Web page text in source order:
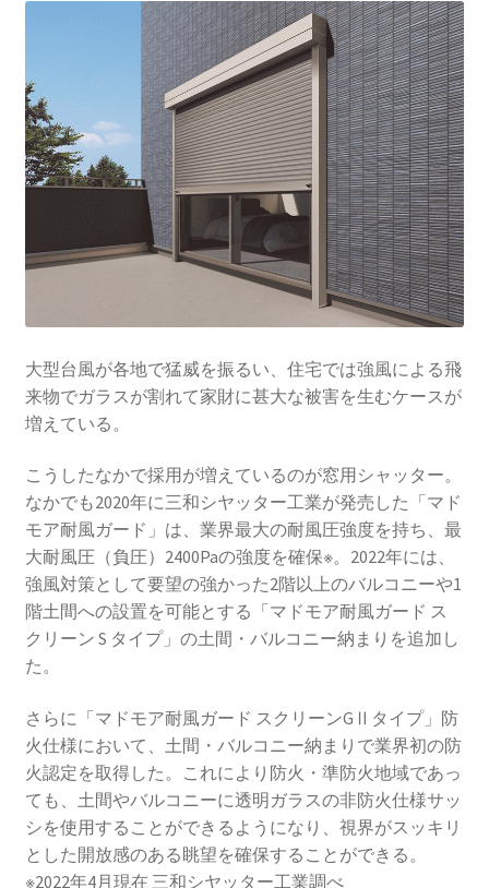
大型台風が各地で猛威を振るい、住宅では強風による飛
来物でガラスが割れて家財に甚大な被害を生むケースが
増えている。
こうしたなかで採用が増えているのが窓用シャッター。
なかでも2020年に三和シヤッター工業が発売した「マド
モア耐風ガード」は、業界最大の耐風圧強度を持ち、最
大耐風圧（負圧）2400Paの強度を確保※。2022年には、
強風対策として要望の強かった2階以上のバルコニーや1
階土間への設置を可能とする「マドモア耐風ガード ス
クリーン S タイプ」の土間・バルコニー納まりを追加し
た。
さらに「マドモア耐風ガード スクリーンGⅡタイプ」防
火仕様において、土間・バルコニー納まりで業界初の防
火認定を取得した。これにより防火・準防火地域であっ
ても、土間やバルコニーに透明ガラスの非防火仕様サッ
シを使用することができるようになり、視界がスッキリ
とした開放感のある眺望を確保することができる。
※2022年4月現在 三和シヤッター工業調べ